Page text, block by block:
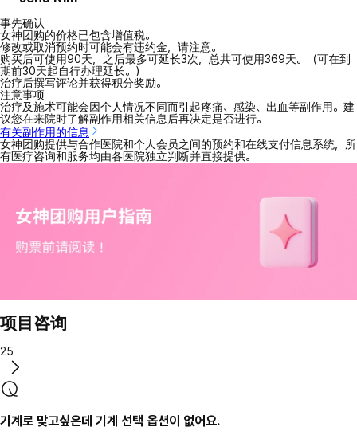
事先确认
女神团购的价格已包含增值税。
修改或取消预约时可能会有违约金，请注意。
购买后可使用90天，之后最多可延长3次，总共可使用369天。（可在到
期前30天起自行办理延长。）
治疗后撰写评论并获得积分奖励。
注意事项
治疗及施术可能会因个人情况不同而引起疼痛、感染、出血等副作用。建
议您在来院时了解副作用相关信息后再决定是否进行。
有关副作用的信息
女神团购提供与合作医院和个人会员之间的预约和在线支付信息系统，所
有医疗咨询和服务均由各医院独立判断并直接提供。
项目咨询
25
기계로 맞고싶은데 기계 선택 옵션이 없어요.